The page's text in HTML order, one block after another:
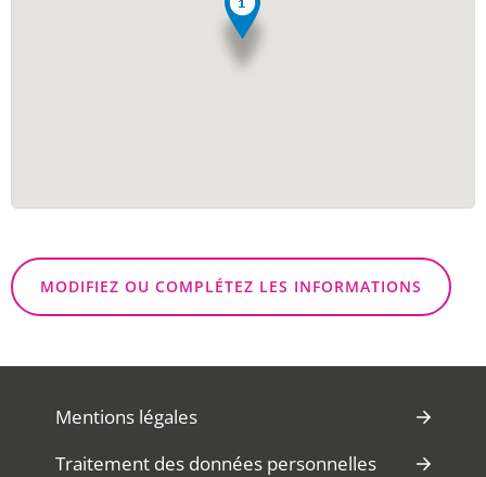
MODIFIEZ OU COMPLÉTEZ LES INFORMATIONS
Mentions légales
Traitement des données personnelles